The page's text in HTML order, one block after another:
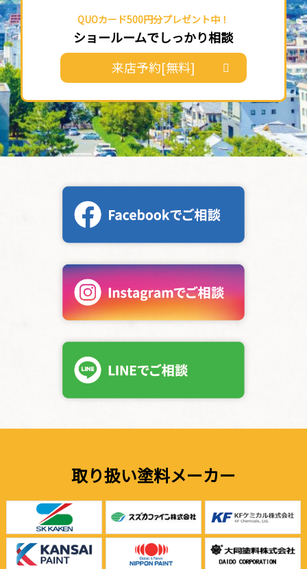
QUOカード500円分プレゼント中！
ショールームでしっかり相談
来店予約[無料]
取り扱い塗料メーカー